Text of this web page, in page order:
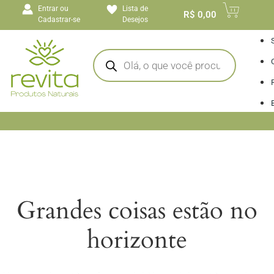
conteúdoEntrar ou
Cadastrar-se
Lista de
Desejos
R$ 0,00
Grandes coisas estão no
horizonte